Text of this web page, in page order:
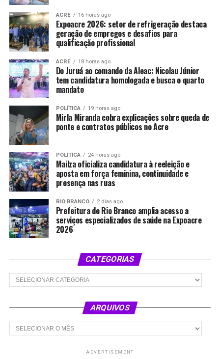
ACRE 16 horas ago
Expoacre 2026: setor de refrigeração destaca
geração de empregos e desafios para
qualificação profissional
ACRE 18 horas ago
Do Juruá ao comando da Aleac: Nicolau Júnior
tem candidatura homologada e busca o quarto
mandato
POLÍTICA 19 horas ago
Mirla Miranda cobra explicações sobre queda de
ponte e contratos públicos no Acre
POLÍTICA 24 horas ago
Mailza oficializa candidatura à reeleição e
aposta em força feminina, continuidade e
presença nas ruas
RIO BRANCO 2 dias ago
Prefeitura de Rio Branco amplia acesso a
serviços especializados de saúde na Expoacre
2026
CATEGORIAS
Categorias
ARQUIVOS
Arquivos
ADVERTISEMENT